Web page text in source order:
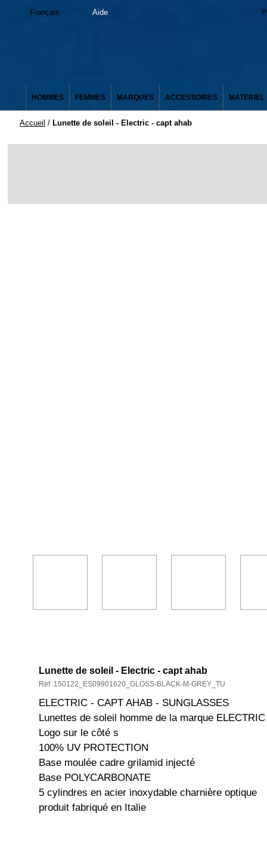
Français Aide
HOMMES FEMMES MARQUES ACCESSOIRES MATERIEL
Accueil / Lunette de soleil - Electric - capt ahab
Lunette de soleil - Electric - capt ahab
Ref :150122_ES09901620_GLOSS-BLACK-M-GREY_TU
ELECTRIC - CAPT AHAB - SUNGLASSES
Lunettes de soleil homme de la marque ELECTRIC
Logo sur le côté s
100% UV PROTECTION
Base moulée cadre grilamid injecté
Base POLYCARBONATE
5 cylindres en acier inoxydable charnière optique
produit fabriqué en Italie